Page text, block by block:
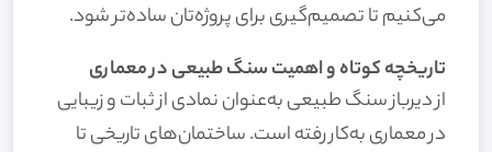
می‌کنیم تا تصمیم‌گیری برای پروژه‌تان ساده‌تر شود.
تاریخچه کوتاه و اهمیت سنگ طبیعی در معماری
از دیرباز سنگ طبیعی به‌عنوان نمادی از ثبات و زیبایی
در معماری به‌کار رفته است. ساختمان‌های تاریخی تا